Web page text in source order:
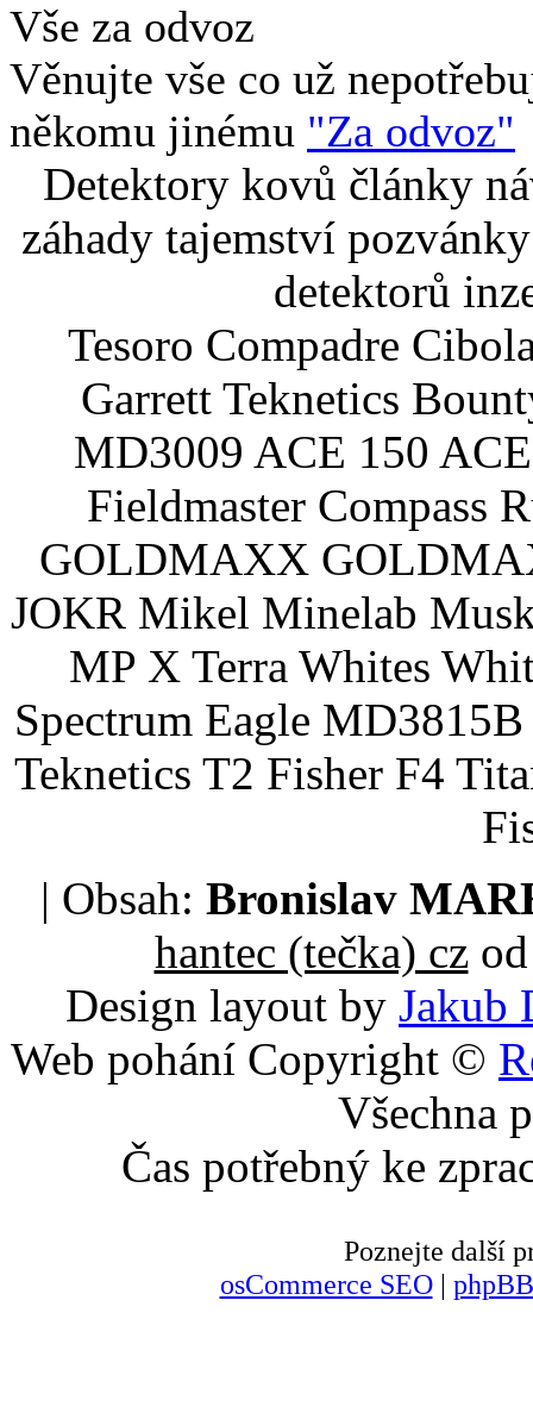
Vše za odvoz
Věnujte vše co už
někomu jinému "Za odvoz"
Detektory kovů články
záhady tajemství
detektorů
Tesoro Compadre
Garrett Teknetics
MD3009 ACE 150
Fieldmaster Compass
GOLDMAXX
JOKR Mikel Minelab
MP X Terra Whites
Spectrum Eagle
Teknetics T2 Fisher F4
| Obsah: Bronislav
hantec (tečka) czod
Design layout by Jakub
Web pohání Copyright ©
Všechna
Čas potřebný ke
Poznejte další
osCommerce SEO|